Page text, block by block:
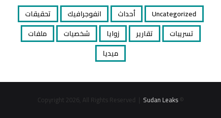
Uncategorized أحداث انفوجرافيك
تحقيقات
تسريبات
تقارير زوايا شخصيات
ملفات
ميديا
© Copyright 2026, All Rights Reserved |
Sudan Leaks